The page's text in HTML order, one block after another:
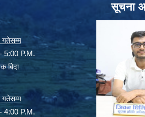
गतेसम्म
5:00 P.M.
बिदा
गतेसम्म
4:00 P.M.
सूचना